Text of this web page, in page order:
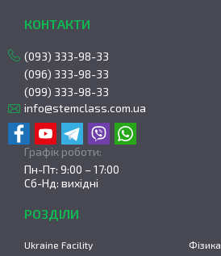
КОНТАКТИ
(093) 333-98-33
(096) 333-98-33
(099) 333-98-33
info@stemclass.com.ua
Графік роботи:
Пн-Пт: 9:00 – 17:00
Сб-Нд: вихідні
РОЗДІЛИ
Ukraine Facility
Фізика